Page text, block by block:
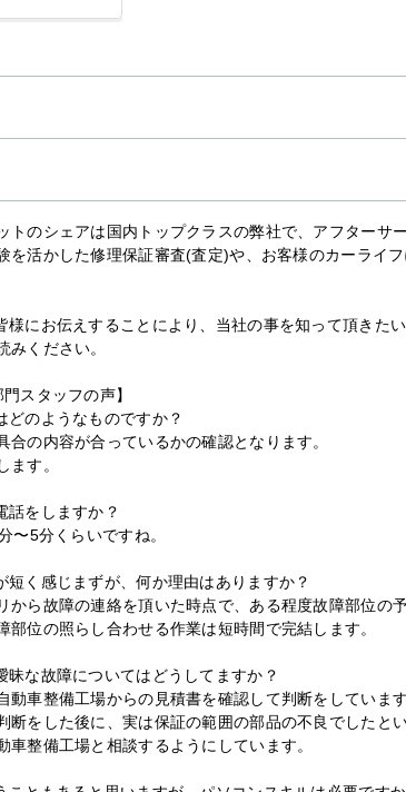
トのシェアは国内トップクラスの弊社で、アフターサ
を活かした修理保証審査(査定)や、お客様のカーライ
様にお伝えすることにより、当社の事を知って頂きたい
みください。
スタッフの声】
どのようなものですか？
合の内容が合っているかの確認となります。
ます。
話をしますか？
〜5分くらいですね。
短く感じまずが、何か理由はありますか？
から故障の連絡を頂いた時点で、ある程度故障部位の
部位の照らし合わせる作業は短時間で完結します。
昧な故障についてはどうしてますか？
動車整備工場からの見積書を確認して判断をしています
断をした後に、実は保証の範囲の部品の不良でしたと
車整備工場と相談するようにしています。